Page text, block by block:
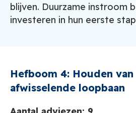
blijven. Duurzame instroom
investeren in hun eerste
Hefboom 4: Houden van
afwisselende loopbaan